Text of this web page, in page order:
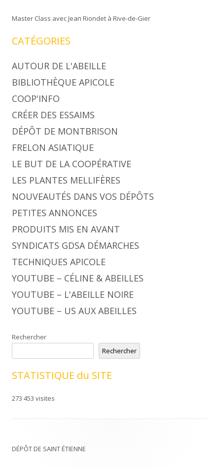
Master Class avec Jean Riondet à Rive-de-Gier
CATÉGORIES
AUTOUR DE L'ABEILLE
BIBLIOTHÈQUE APICOLE
COOP'INFO
CRÉER DES ESSAIMS
DÉPÔT DE MONTBRISON
FRELON ASIATIQUE
LE BUT DE LA COOPÉRATIVE
LES PLANTES MELLIFÈRES
NOUVEAUTÉS DANS VOS DÉPÔTS
PETITES ANNONCES
PRODUITS MIS EN AVANT
SYNDICATS GDSA DÉMARCHES
TECHNIQUES APICOLE
YOUTUBE – CÉLINE & ABEILLES
YOUTUBE – L'ABEILLE NOIRE
YOUTUBE – US AUX ABEILLES
Rechercher
Rechercher
STATISTIQUE du SITE
273 453 visites
DÉPÔT DE SAINT ÉTIENNE